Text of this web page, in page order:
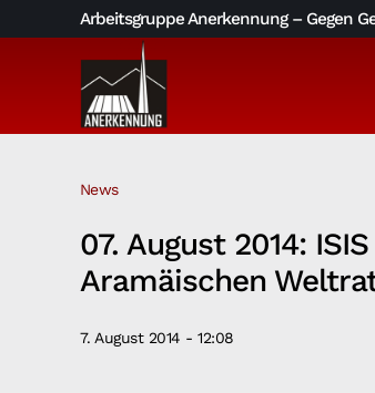
to
Arbeitsgruppe Anerkennung – Gegen
News
07. August 2014:
Aramäischen
7. August 2014 - 12:08